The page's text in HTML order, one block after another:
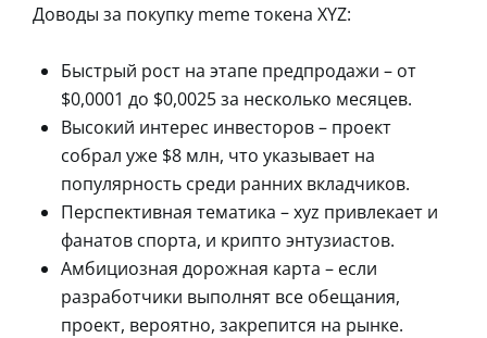
Доводы за покупку meme токена XYZ:
Быстрый рост на этапе предпродажи – от
$0,0001 до $0,0025 за несколько месяцев.
Высокий интерес инвесторов – проект
собрал уже $8 млн, что указывает на
популярность среди ранних вкладчиков.
Перспективная тематика – xyz привлекает и
фанатов спорта, и крипто энтузиастов.
Амбициозная дорожная карта – если
разработчики выполнят все обещания,
проект, вероятно, закрепится на рынке.